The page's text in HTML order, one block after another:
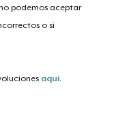
podemos aceptar
o si
aquí